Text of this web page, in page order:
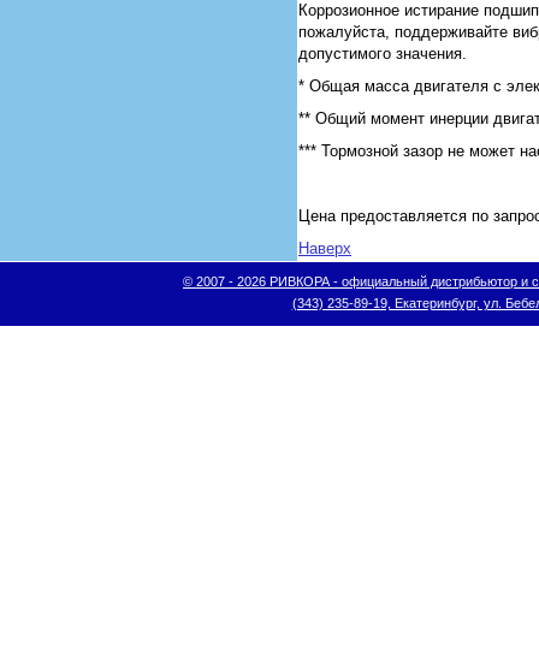
Коррозионное истирание
пожалуйста, поддерживайте
допустимого значения.
* Общая масса двигателя с
** Общий момент инерции
*** Тормозной зазор не может
Цена предоставляется по
Наверх
© 2007 - 2026 РИВКОРА - официальный дистрибьютор и
(343) 235-89-19, Екатеринбург, ул.